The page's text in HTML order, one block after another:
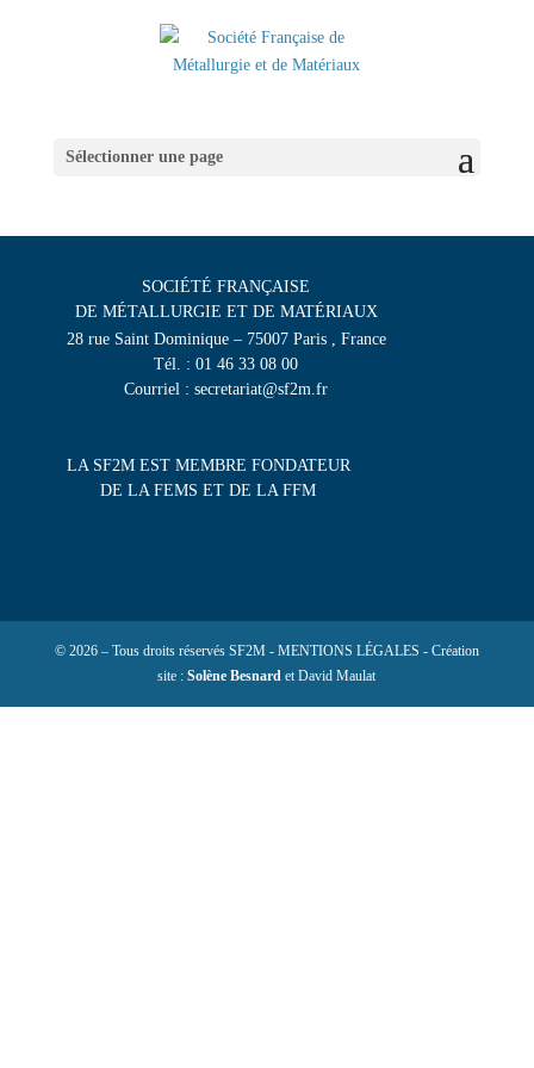
Sélectionner une page
SOCIÉTÉ FRANÇAISE
DE MÉTALLURGIE ET DE MATÉRIAUX
28 rue Saint Dominique – 75007 Paris , France
Tél. : 01 46 33 08 00
Courriel : secretariat@sf2m.fr
LA SF2M EST MEMBRE FONDATEUR
DE LA FEMS ET DE LA FFM
© 2026 – Tous droits réservés SF2M - MENTIONS LÉGALES - Création
site :Solène Besnard et David Maulat